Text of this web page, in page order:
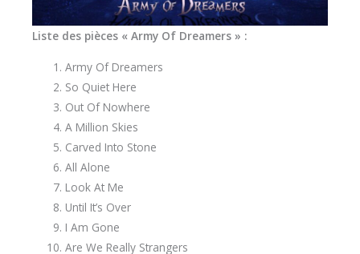
Liste des pièces « Army Of Dreamers » :
Army Of Dreamers
So Quiet Here
Out Of Nowhere
A Million Skies
Carved Into Stone
All Alone
Look At Me
Until It’s Over
I Am Gone
Are We Really Strangers